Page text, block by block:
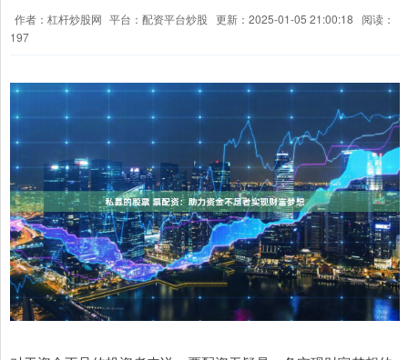
作者：杠杆炒股网 平台：配资平台炒股 更新：2025-01-05 21:00:18
阅读：
197